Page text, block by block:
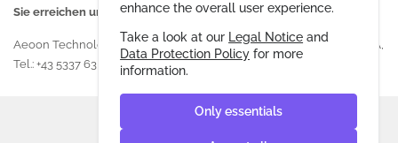
Sie erreichen uns unter folgenden Kontaktdaten:
Aeoon Technologies GmbH, Amerling 133, 6233 Kramsach, AUSTRIA,
Tel.: +43 5337 63 207 | Email:office@aeoon.com
enhance the overall user experience.
Take a look at our Legal Notice and
Data Protection Policy for more
information.
Only essentials